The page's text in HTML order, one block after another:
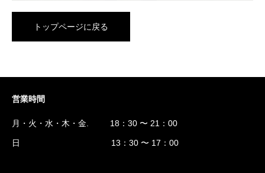
トップページに戻る
営業時間
月・火・水・木・金. 18：30 〜 21：00
日 13：30 〜 17：00